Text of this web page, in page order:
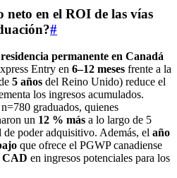
neto en el ROI de las vías
#
permanente en Canadá
Entry en 6–12 meses frente a la
5 años del Reino Unido) reduce el
los ingresos acumulados.
graduados, quienes
un 12 % más a lo largo de 5
de poder adquisitivo. Además, el año
que ofrece el PGWP canadiense
CAD en ingresos potenciales para los